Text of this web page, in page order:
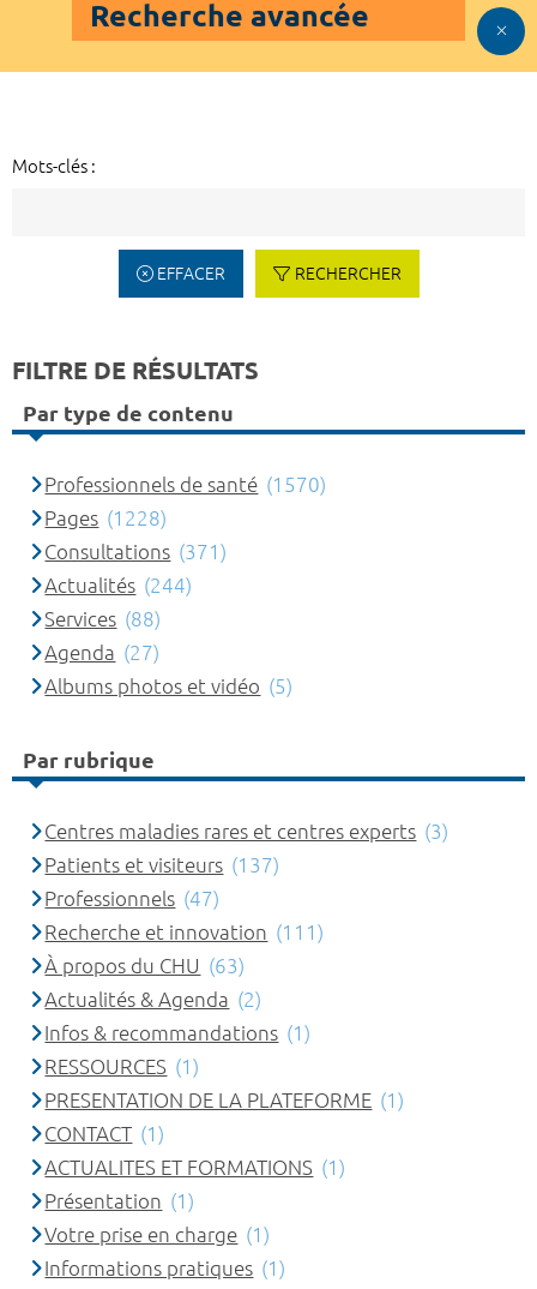
Recherche avancée
Mots-clés :
EFFACER RECHERCHER
FILTRE DE RÉSULTATS
Par type de contenu
Professionnels de santé (1570)
Pages (1228)
Consultations (371)
Actualités (244)
Services (88)
Agenda (27)
Albums photos et vidéo (5)
Par rubrique
Centres maladies rares et centres experts (3)
Patients et visiteurs (137)
Professionnels (47)
Recherche et innovation (111)
À propos du CHU (63)
Actualités & Agenda (2)
Infos & recommandations (1)
RESSOURCES (1)
PRESENTATION DE LA PLATEFORME (1)
CONTACT (1)
ACTUALITES ET FORMATIONS (1)
Présentation (1)
Votre prise en charge (1)
Informations pratiques (1)